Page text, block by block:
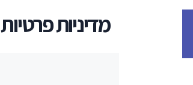
מדיניות פרטיות